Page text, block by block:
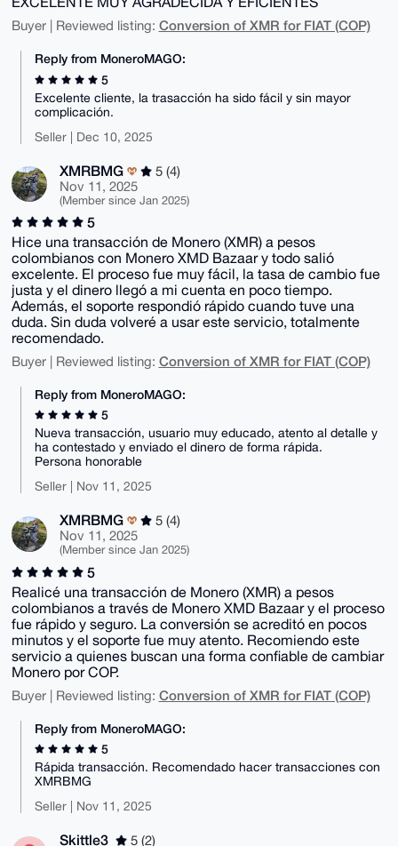
Buyer | Reviewed listing: Conversion of XMR for FIAT (COP)
Reply from MoneroMAGO:
5
Excelente cliente, la trasacción ha sido fácil y sin mayor
complicación.
Seller | Dec 10, 2025
XMRBMG
5 (4)
Nov 11, 2025
(Member since Jan 2025)
5
Hice una transacción de Monero (XMR) a pesos
colombianos con Monero XMD Bazaar y todo salió
excelente. El proceso fue muy fácil, la tasa de cambio fue
justa y el dinero llegó a mi cuenta en poco tiempo.
Además, el soporte respondió rápido cuando tuve una
duda. Sin duda volveré a usar este servicio, totalmente
recomendado.
Buyer | Reviewed listing: Conversion of XMR for FIAT (COP)
Reply from MoneroMAGO:
5
Nueva transacción, usuario muy educado, atento al detalle y
ha contestado y enviado el dinero de forma rápida.
Persona honorable
Seller | Nov 11, 2025
XMRBMG
5 (4)
Nov 11, 2025
(Member since Jan 2025)
5
Realicé una transacción de Monero (XMR) a pesos
colombianos a través de Monero XMD Bazaar y el proceso
fue rápido y seguro. La conversión se acreditó en pocos
minutos y el soporte fue muy atento. Recomiendo este
servicio a quienes buscan una forma confiable de cambiar
Monero por COP.
Buyer | Reviewed listing: Conversion of XMR for FIAT (COP)
Reply from MoneroMAGO:
5
Rápida transacción. Recomendado hacer transacciones con
XMRBMG
Seller | Nov 11, 2025
Skittle3 5 (2)